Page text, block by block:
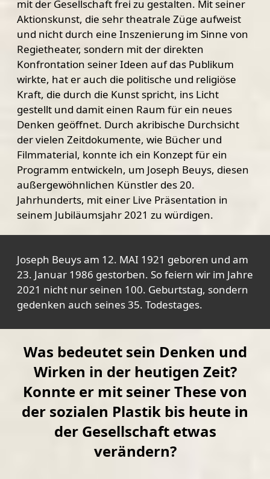
mit der Gesellschaft frei zu gestalten. Mit seiner
Aktionskunst, die sehr theatrale Züge aufweist
und nicht durch eine Inszenierung im Sinne von
Regietheater, sondern mit der direkten
Konfrontation seiner Ideen auf das Publikum
wirkte, hat er auch die politische und religiöse
Kraft, die durch die Kunst spricht, ins Licht
gestellt und damit einen Raum für ein neues
Denken geöffnet. Durch akribische Durchsicht
der vielen Zeitdokumente, wie Bücher und
Filmmaterial, konnte ich ein Konzept für ein
Programm entwickeln, um Joseph Beuys, diesen
außergewöhnlichen Künstler des 20.
Jahrhunderts, mit einer Live Präsentation in
seinem Jubiläumsjahr 2021 zu würdigen.
Joseph Beuys am 12. MAI 1921 geboren und am
23. Januar 1986 gestorben. So feiern wir im Jahre
2021 nicht nur seinen 100. Geburtstag, sondern
gedenken auch seines 35. Todestages.
Was bedeutet sein Denken und
Wirken in der heutigen Zeit?
Konnte er mit seiner These von
der sozialen Plastik bis heute in
der Gesellschaft etwas
verändern?